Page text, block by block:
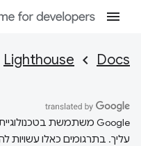
Docs
Lighthouse
עליך. בתרגומים כאלו עשויות